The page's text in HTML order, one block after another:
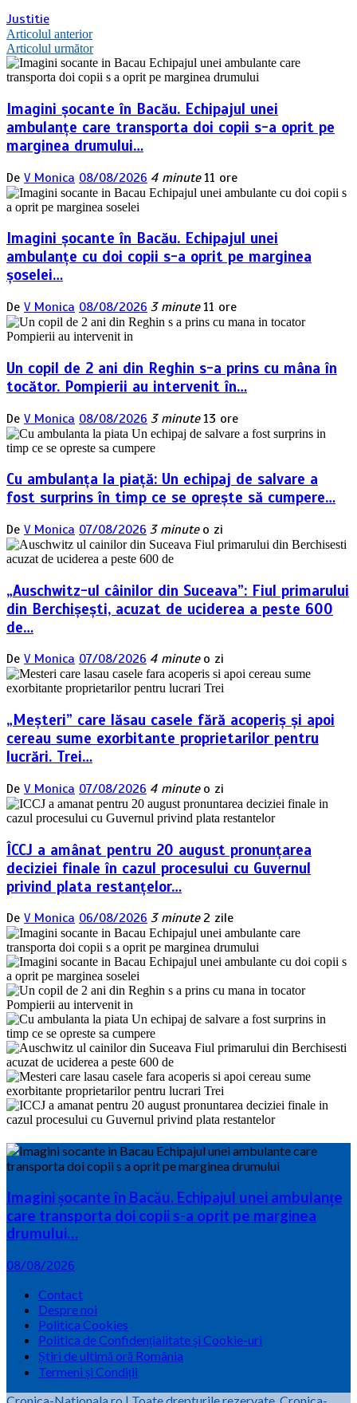
Justitie
Navigare
în
articole
Articolul anterior
Articolul următor
Imagini șocante în Bacău. Echipajul unei
ambulanțe care transporta doi copii s-a oprit pe
marginea drumului…
De V Monica 08/08/2026 4 minute 11 ore
Imagini șocante în Bacău. Echipajul unei
ambulanțe cu doi copii s-a oprit pe marginea
șoselei…
De V Monica 08/08/2026 3 minute 11 ore
Un copil de 2 ani din Reghin s-a prins cu mâna în
tocător. Pompierii au intervenit în…
De V Monica 08/08/2026 3 minute 13 ore
Cu ambulanța la piață: Un echipaj de salvare a
fost surprins în timp ce se oprește să cumpere…
De V Monica 07/08/2026 3 minute o zi
„Auschwitz-ul câinilor din Suceava”: Fiul primarului
din Berchișești, acuzat de uciderea a peste 600
de…
De V Monica 07/08/2026 4 minute o zi
„Meșteri” care lăsau casele fără acoperiș și apoi
cereau sume exorbitante proprietarilor pentru
lucrări. Trei…
De V Monica 07/08/2026 4 minute o zi
ÎCCJ a amânat pentru 20 august pronunțarea
deciziei finale în cazul procesului cu Guvernul
privind plata restanțelor…
De V Monica 06/08/2026 3 minute 2 zile
Imagini șocante în Bacău. Echipajul unei ambulanțe
care transporta doi copii s-a oprit pe marginea
drumului…
08/08/2026
Contact
Despre noi
Politica Cookies
Politica de Confidențialitate și Cookie-uri
Știri de ultimă oră România
Termeni și Condiții
Cronica-Nationala.ro | Toate drepturile rezervate. Cronica-